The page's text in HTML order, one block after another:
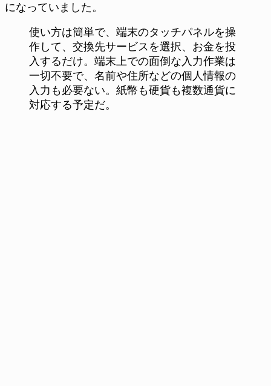
になっていました。
使い方は簡単で、端末のタッチパネルを操
作して、交換先サービスを選択、お金を投
入するだけ。端末上での面倒な入力作業は
一切不要で、名前や住所などの個人情報の
入力も必要ない。紙幣も硬貨も複数通貨に
対応する予定だ。